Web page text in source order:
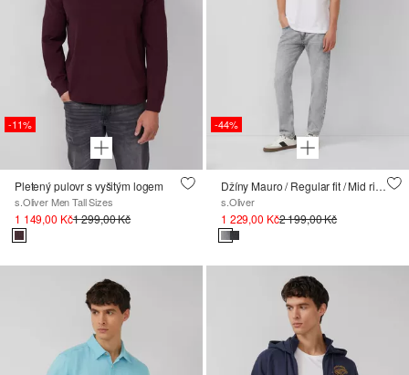
-11%
Pletený pulovr s vyšitým logem
s.Oliver Men Tall Sizes
1 149,00 Kč1 299,00 Kč
-44%
Džíny Mauro / Regular fit / Mid rise / Tapered leg / 100% bavlna
s.Oliver
1 229,00 Kč2 199,00 Kč